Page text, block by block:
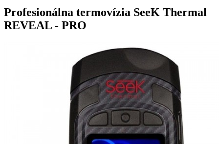
Profesionálna termovízia SeeK Thermal
REVEAL - PRO